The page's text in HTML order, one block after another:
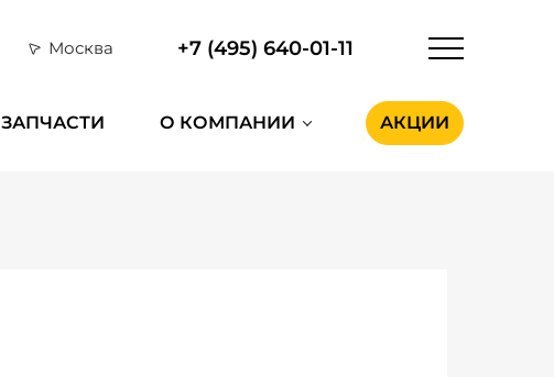
Москва +7 (495) 640-01-11
ЗАПЧАСТИ О КОМПАНИИ АКЦИИ